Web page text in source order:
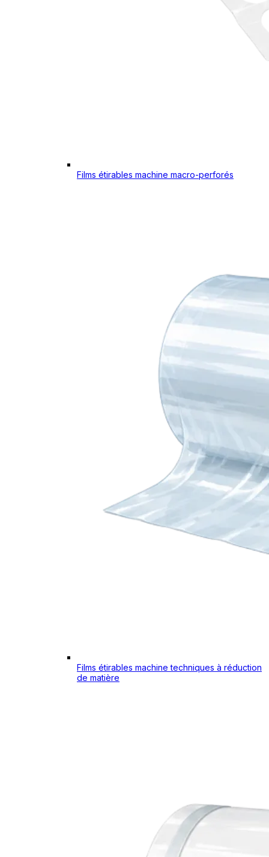
Films étirables machine macro-perforés
Films étirables machine techniques à réduction
de matière